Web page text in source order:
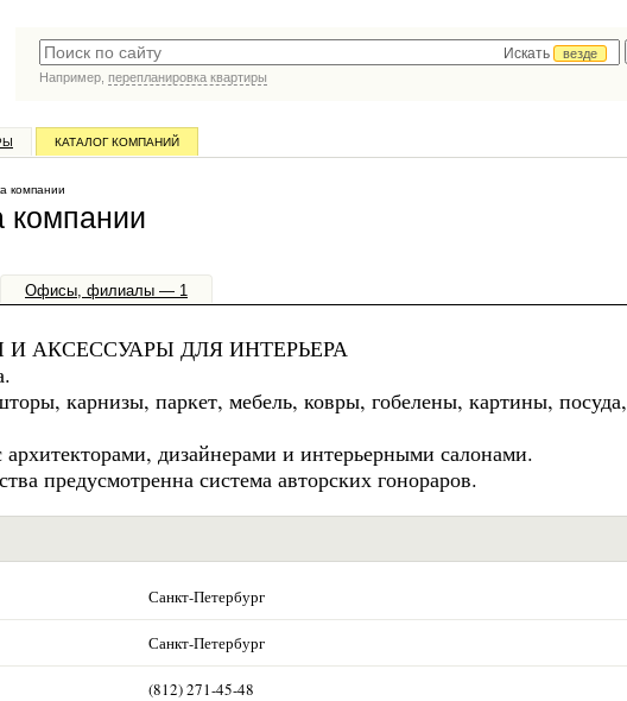
Искать
везде
Например, перепланировка квартиры
КАТАЛОГ КОМПАНИЙ
компании
компании
Офисы, филиалы — 1
АКСЕССУАРЫ ДЛЯ ИНТЕРЬЕРА
карнизы, паркет, мебель, ковры, гобелены, картины, посуда,
архитекторами, дизайнерами и интерьерными салонами.
предусмотренна система авторских гонораров.
Санкт-Петербург
Санкт-Петербург
(812) 271-45-48